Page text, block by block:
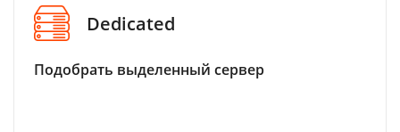
Dedicated
Подобрать выделенный сервер